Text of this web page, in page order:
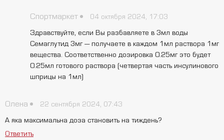
Спортмаркет 04 октября 2024, 17:03
Здравствуйте, если Вы разбавляете в 3мл воды
Семаглутид 3мг — получаете в каждом 1мл раствора 1мг
вещества. Соответственно дозировка 0.25мг это будет
0.25мл готового раствора (четвертая часть инсулинового
шприцы на 1мл)
Олена 22 сентября 2024, 07:43
А яка максимальна доза становить на тиждень?
Ответить